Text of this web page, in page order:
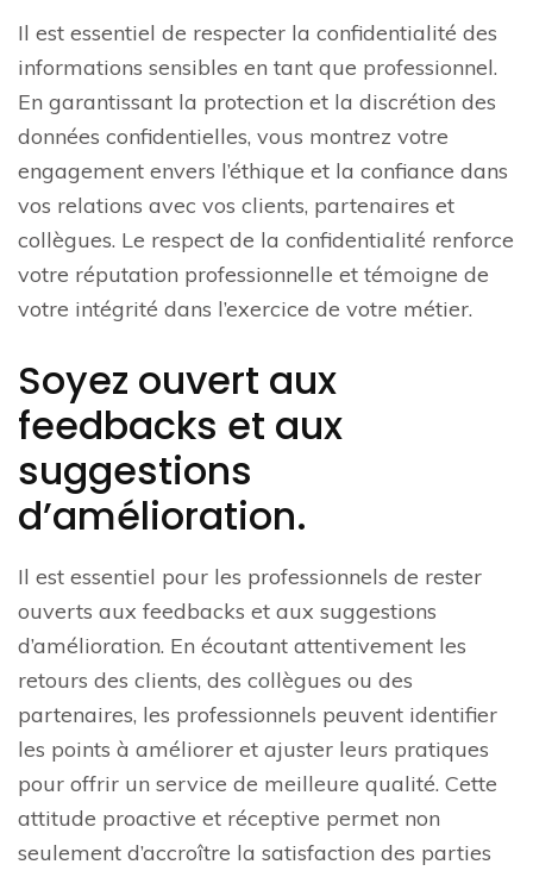
Il est essentiel de respecter la confidentialité des
informations sensibles en tant que professionnel.
En garantissant la protection et la discrétion des
données confidentielles, vous montrez votre
engagement envers l’éthique et la confiance dans
vos relations avec vos clients, partenaires et
collègues. Le respect de la confidentialité renforce
votre réputation professionnelle et témoigne de
votre intégrité dans l’exercice de votre métier.
Soyez ouvert aux
feedbacks et aux
suggestions
d’amélioration.
Il est essentiel pour les professionnels de rester
ouverts aux feedbacks et aux suggestions
d’amélioration. En écoutant attentivement les
retours des clients, des collègues ou des
partenaires, les professionnels peuvent identifier
les points à améliorer et ajuster leurs pratiques
pour offrir un service de meilleure qualité. Cette
attitude proactive et réceptive permet non
seulement d’accroître la satisfaction des parties